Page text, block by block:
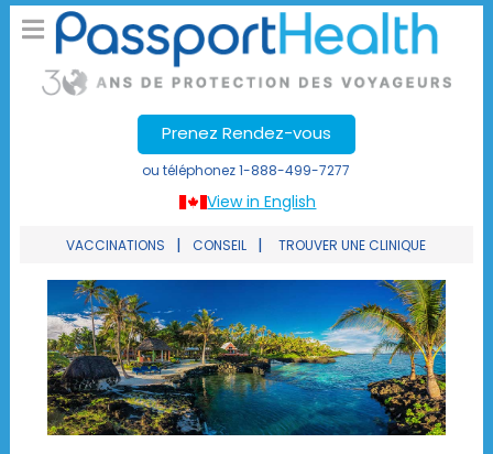
View in English
Prenez Rendez-vous
ou téléphonez1-888-499-7277
VACCINATIONS | CONSEIL | TROUVER UNE CLINIQUE